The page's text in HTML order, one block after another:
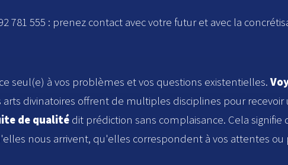
781 555 : prenez contact avec votre futur et avec la
seul(e) à vos problèmes et vos questions existentielles.
divinatoires offrent de multiples disciplines pour recevoir
de qualitédit prédiction sans complaisance. Cela signifie
nous arrivent, qu'elles correspondent à vos attentes ou